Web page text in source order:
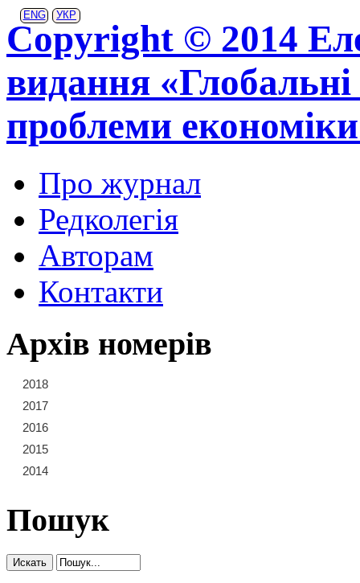
ENG УКР
Copyright © 2014
видання «Глобальні
проблеми
Про журнал
Редколегія
Авторам
Контакти
Архів номерів
2018
2017
2016
2015
2014
Пошук